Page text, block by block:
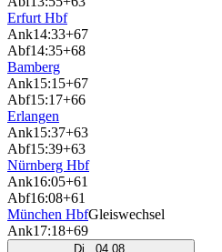
Erfurt Hbf
Ank14:33+67
Abf14:35+68
Bamberg
Ank15:15+67
Abf15:17+66
Erlangen
Ank15:37+63
Abf15:39+63
Nürnberg Hbf
Ank16:05+61
Abf16:08+61
München HbfGleiswechsel
Ank17:18+69
Di., 04.08.